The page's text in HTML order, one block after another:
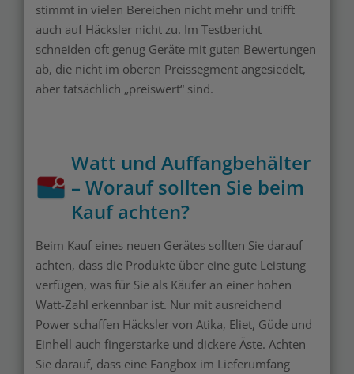
stimmt in vielen Bereichen nicht mehr und trifft
auch auf Häcksler nicht zu. Im Testbericht
schneiden oft genug Geräte mit guten Bewertungen
ab, die nicht im oberen Preissegment angesiedelt,
aber tatsächlich „preiswert“ sind.
Watt und Auffangbehälter
– Worauf sollten Sie beim
Kauf achten?
Beim Kauf eines neuen Gerätes sollten Sie darauf
achten, dass die Produkte über eine gute Leistung
verfügen, was für Sie als Käufer an einer hohen
Watt-Zahl erkennbar ist. Nur mit ausreichend
Power schaffen Häcksler von Atika, Eliet, Güde und
Einhell auch fingerstarke und dickere Äste. Achten
Sie darauf, dass eine Fangbox im Lieferumfang